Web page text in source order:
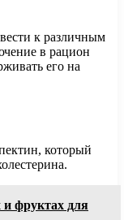
к различным
в рацион
его на
который
фруктах для